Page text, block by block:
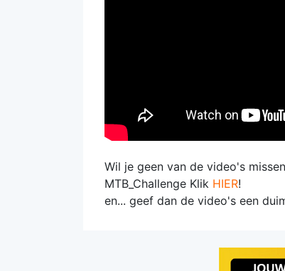
Wil je geen van de video's
MTB_Challenge Klik HIER!
en... geef dan de video's een